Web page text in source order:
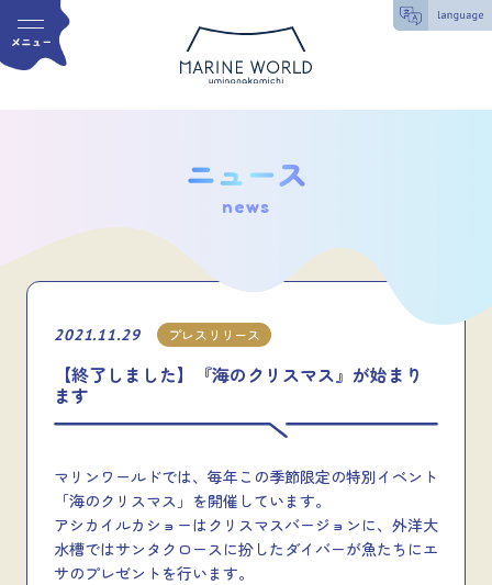
news
2021.11.29 プレスリリース
【終了しました】『海のクリスマス』が始まり
ます
マリンワールドでは、毎年この季節限定の特別イベント
「海のクリスマス」を開催しています。
アシカイルカショーはクリスマスバージョンに、外洋大
水槽ではサンタクロースに扮したダイバーが魚たちにエ
サのプレゼントを行います。